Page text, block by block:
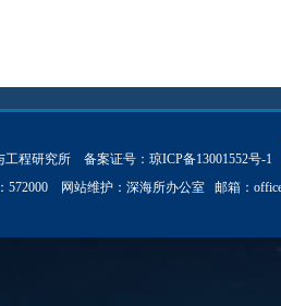
工程研究所 备案证号： 琼ICP备13001552号-1
572000 网站维护：深海所办公室 邮箱：